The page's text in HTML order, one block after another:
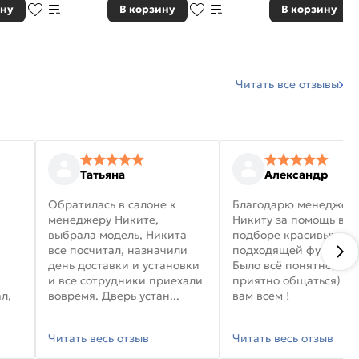
В корзину В корзину
Читать все отзывы
Татьяна
Обратилась в салоне к
менеджеру Никите,
выбрала модель, Никита
все посчитал, назначили
день доставки и установки
и все сотрудники приехали
вовремя. Дверь устан...
Читать весь отзыв
Александр
Благодарю
Никиту за помощь в
подборе красивых
подходящей
Было всё понятно, и
приятно общаться)
вам всем !
Читать весь отзыв